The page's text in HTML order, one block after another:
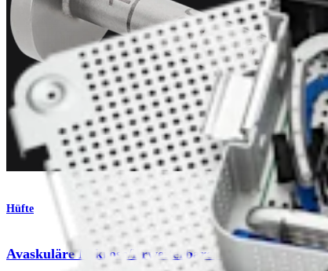
Hüfte
Avaskuläre Nekrose/Erweiterbarer OCD-Fräser